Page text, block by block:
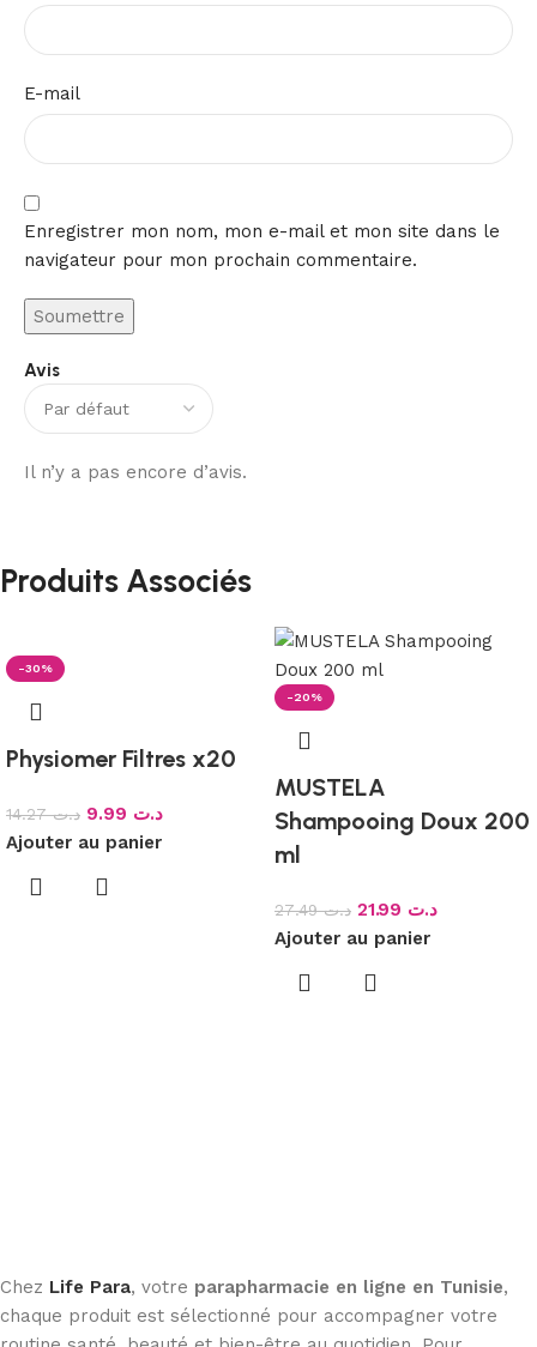
Avis
Il n’y a pas encore d’avis.
E-mail
Enregistrer mon nom, mon e-mail et mon site dans le
navigateur pour mon prochain commentaire.
Produits Associés
-30%
Physiomer Filtres x20
د.ت14.27 د.ت
Ajouter au panier
-20%
MUSTELA
Shampooing Doux 200
ml
د.ت27.49 د.ت
Ajouter au panier
Chez Life Para, votre parapharmacie en ligne en Tunisie,
chaque produit est sélectionné pour accompagner votre